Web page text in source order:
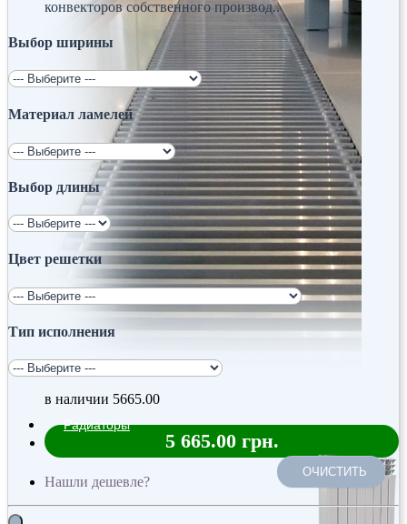
Радиаторы
конвекторов собственного производ..
Выбор ширины
Материал ламелей
Выбор длины
Цвет решетки
Тип исполнения
в наличии 5665.00
5 665.00 грн.
Нашли дешевле?
ОЧИСТИТЬ